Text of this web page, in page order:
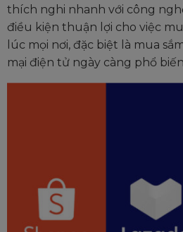
thích nghi nhanh với công
điều kiện thuận lợi cho việc
lúc mọi nơi, đặc biệt là mua
mại điện tử ngày càng phổ